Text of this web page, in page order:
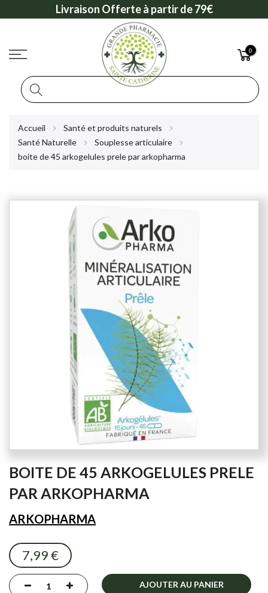
Livraison Offerte à partir de 79€
0
Accueil
Santé et produits naturels
Santé Naturelle
Souplesse articulaire
boite de 45 arkogelules prele par arkopharma
to
beginning
of
the
images
gallery
BOITE DE 45 ARKOGELULES PRELE
PAR ARKOPHARMA
ARKOPHARMA
7,99 €
AJOUTER AU PANIER